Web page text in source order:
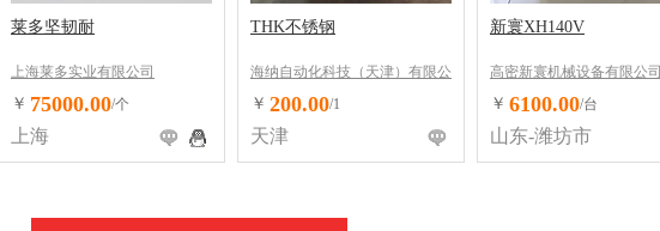
莱多坚韧耐
上海莱多实业有限公司
￥ 75000.00/个
上海
THK不锈钢
海纳自动化科技（天津）有限公
司
￥ 200.00/1
天津
新寰XH140V
高密新寰机械设备有限公司
￥ 6100.00/台
山东-潍坊市